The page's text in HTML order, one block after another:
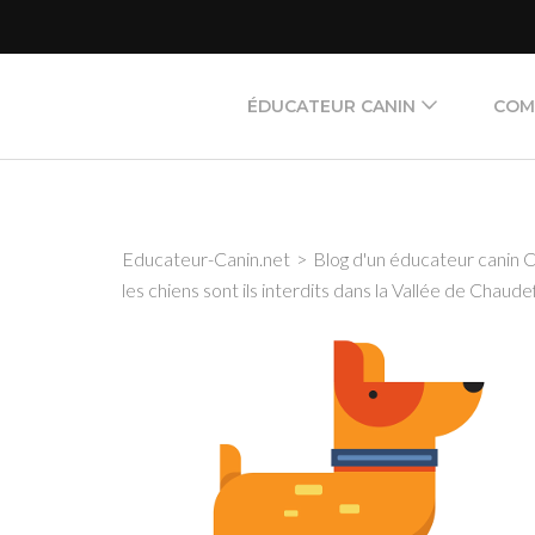
au
Éducateur &ÉDUCATEUR CANIN
Cours collectif
Méthode douce
Educateur-Canin.net > Blog d'un éducateur canin
les chiens sont ils interdits dans la Vallée de